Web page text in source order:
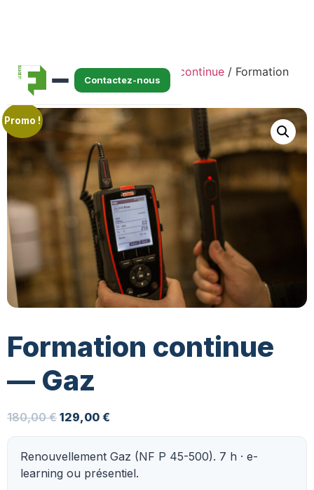
Contactez-nous
Accueil/ E-learning/Formation continue / Formation
continue — Gaz
Promo !
Formation continue
— Gaz
180,00€ 129,00 €
Renouvellement Gaz (NF P 45-500). 7 h · e-
learning ou présentiel.